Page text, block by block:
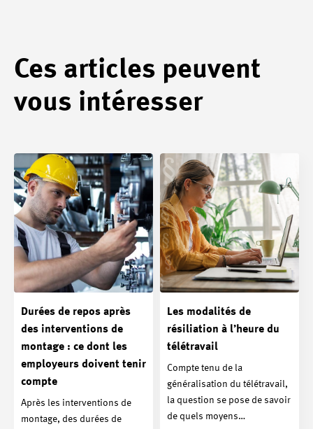
Ces articles peuvent
vous intéresser
Durées de repos après
des interventions de
montage : ce dont les
employeurs doivent tenir
compte
Après les interventions de
montage, des durées de
Les modalités de
résiliation à l’heure du
télétravail
Compte tenu de la
généralisation du télétravail,
la question se pose de savoir
de quels moyens…